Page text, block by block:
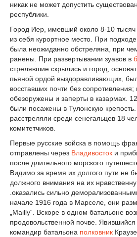
никак не может допустить
республики.
Город Иер, имевший около 8-10 тысяч
из себя курортное место. При
была неожиданно обстреляна, при
ранены. При развертывании зуавов в
стрелявшие скрылись и город,
пьяной ордой выздоравливающих,
восставших почти без сопротивления;
обезоружены и заперты в казармах.
были посажены в Тулонскую
расстреляли среди сенегальцев 18
комитетчиков.
Первые русские войска в помощь
отправлены через Владивосток и
после длительного морского
Видимо за время их долгого пути не
должного внимания на их
.оказались сильно
начале 1916 года в Марселе, они
„Mailly“. Вскоре в одном батальоне
продовольственной почве.
командир батальона полковник